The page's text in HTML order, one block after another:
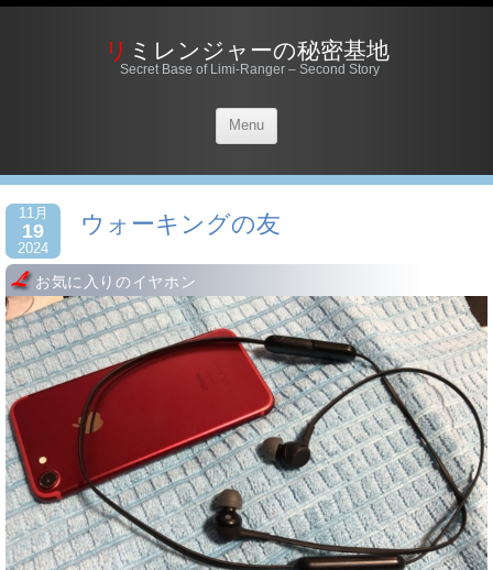
リミレンジャーの秘密基地
Secret Base of Limi-Ranger – Second Story
Menu
11月
19
2024
ウォーキングの友
お気に入りのイヤホン